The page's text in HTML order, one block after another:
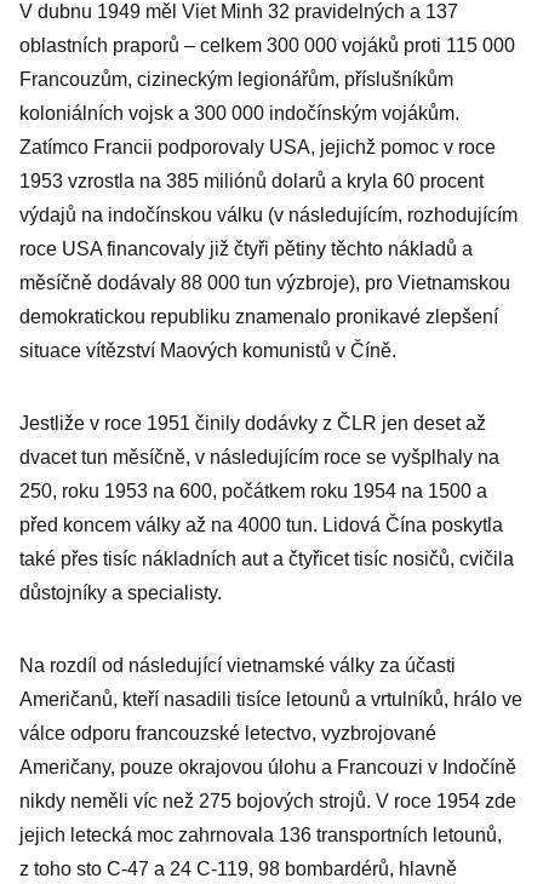
bloudili
chodbami
V dubnu 1949 měl Viet Minh 32 pravidelných a 137
oblastních praporů – celkem 300 000 vojáků proti 115 000
Francouzům, cizineckým legionářům, příslušníkům
koloniálních vojsk a 300 000 indočínským vojákům.
Zatímco Francii podporovaly USA, jejichž pomoc v roce
1953 vzrostla na 385 miliónů dolarů a kryla 60 procent
výdajů na indočínskou válku (v následujícím, rozhodujícím
roce USA financovaly již čtyři pětiny těchto nákladů a
měsíčně dodávaly 88 000 tun výzbroje), pro Vietnamskou
demokratickou republiku znamenalo pronikavé zlepšení
situace vítězství Maových komunistů v Číně.
Jestliže v roce 1951 činily dodávky z ČLR jen deset až
dvacet tun měsíčně, v následujícím roce se vyšplhaly na
250, roku 1953 na 600, počátkem roku 1954 na 1500 a
před koncem války až na 4000 tun. Lidová Čína poskytla
také přes tisíc nákladních aut a čtyřicet tisíc nosičů, cvičila
důstojníky a specialisty.
Na rozdíl od následující vietnamské války za účasti
Američanů, kteří nasadili tisíce letounů a vrtulníků, hrálo ve
válce odporu francouzské letectvo, vyzbrojované
Američany, pouze okrajovou úlohu a Francouzi v Indočíně
nikdy neměli víc než 275 bojových strojů. V roce 1954 zde
jejich letecká moc zahrnovala 136 transportních letounů,
z toho sto C-47 a 24 C-119, 98 bombardérů, hlavně